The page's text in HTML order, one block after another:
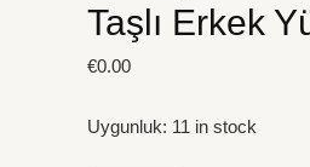
Taşlı Erkek
€0.00
Uygunluk: 11 in stock
Yüzük
quantity